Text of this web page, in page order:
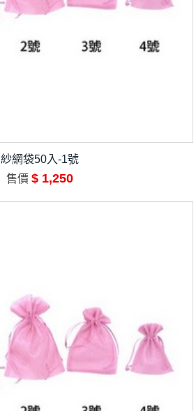
紗網袋50入-1號
售價 $ 1,250